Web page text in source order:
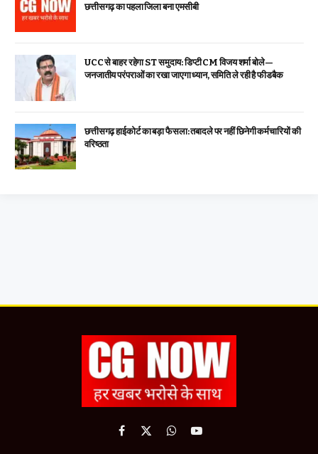
छत्तीसगढ़ का पहला जिला बना एमसीबी
UCC से बाहर रहेगा ST समुदाय: डिप्टी CM विजय शर्मा बोले—
जनजातीय परंपराओं का रखा जाएगा ध्यान, समिति ले रही है फीडबैक
छत्तीसगढ़ हाईकोर्ट का बड़ा फैसला: तबादले पर नहीं छिनेगी कर्मचारियों की
वरिष्ठता
Facebook
X
WhatsApp
YouTube